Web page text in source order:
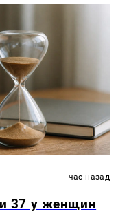
час назад
37 у женщин